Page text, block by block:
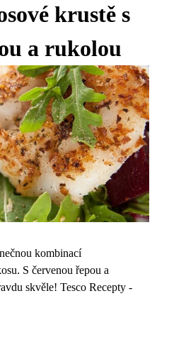
krustě s
a rukolou
kombinací
S červenou řepou a
skvěle! Tesco Recepty -